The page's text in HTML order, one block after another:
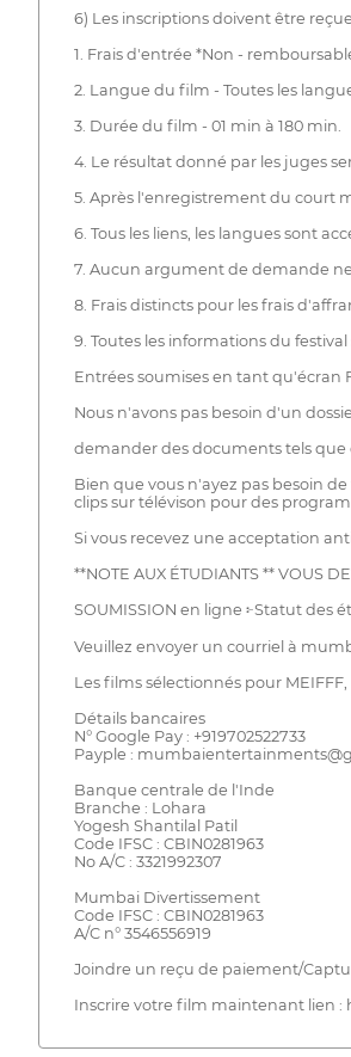
6) Les inscriptions doivent être
1. Frais d'entrée *Non -
2. Langue du film - Toutes les
3. Durée du film - 01 min à 180 min.
4. Le résultat donné par les juges
5. Après l'enregistrement du court
6. Tous les liens, les langues sont
7. Aucun argument de demande ne
8. Frais distincts pour les frais
9. Toutes les informations du
Entrées soumises en tant qu'écran
Nous n'avons pas besoin d'un
demander des documents tels que
Bien que vous n'ayez pas besoin
clips sur télévison pour des
Si vous recevez une acceptation
**NOTE AUX ÉTUDIANTS ** VOUS
SOUMISSION en ligne ፦Statut des
Veuillez envoyer un courriel à
Les films sélectionnés pour
Détails bancaires
N° Google Pay : +919702522733
Payple :
Banque centrale de l'Inde
Branche : Lohara
Yogesh Shantilal Patil
Code IFSC : CBIN0281963
No A/C : 3321992307
Mumbai Divertissement
Code IFSC : CBIN0281963
A/C n° 3546556919
Joindre un reçu de paiement/
Inscrire votre film maintenant lien :